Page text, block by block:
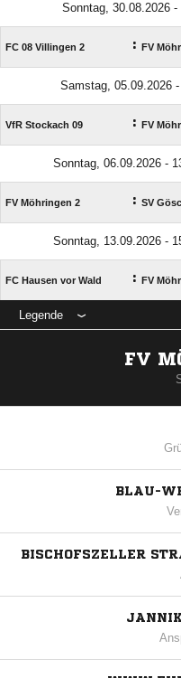
Sonntag, 30.08.2026
FC 08 Villingen 2 : FV
Samstag, 05.09.2026
VfR Stockach 09 : FV
Sonntag, 06.09.2026 -
FV Möhringen 2 : SV
Sonntag, 13.09.2026 -
FC Hausen vor Wald : FV
Legende
FV
BLAU-
BISCHOFSZELLER